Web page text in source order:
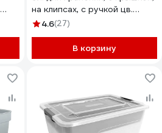
на клипсах, с ручкой цв.
прозрачный кристалл 36201
4.6(27)
В корзину